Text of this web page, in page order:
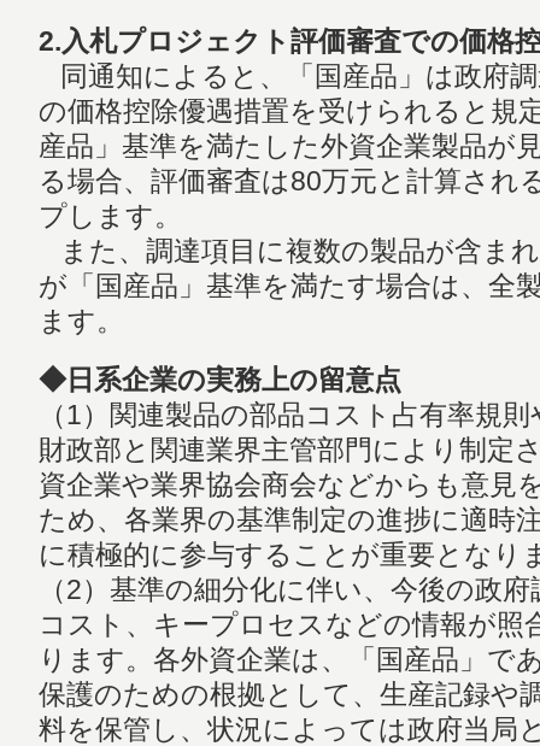
2.入札プロジェクト評価審査での価格
同通知によると、「国産品」は政府
の価格控除優遇措置を受けられると規
産品」基準を満たした外資企業製品が
る場合、評価審査は80万元と計算され
プします。
また、調達項目に複数の製品が含ま
が「国産品」基準を満たす場合は、全
ます。
◆日系企業の実務上の留意点
（1）関連製品の部品コスト占有率規
財政部と関連業界主管部門により制定
資企業や業界協会商会などからも意見
ため、各業界の基準制定の進捗に適時
に積極的に参与することが重要となり
（2）基準の細分化に伴い、今後の政
コスト、キープロセスなどの情報が照
ります。各外資企業は、「国産品」で
保護のための根拠として、生産記録や
料を保管し、状況によっては政府当局